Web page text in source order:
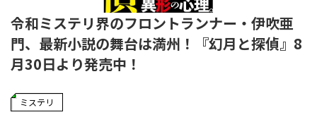
令和ミステリ界のフロントランナー・伊吹亜
門、最新小説の舞台は満州！『幻月と探偵』8
月30日より発売中！
ミステリ